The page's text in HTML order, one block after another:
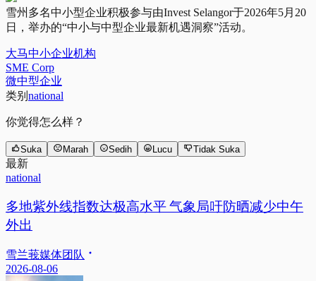
雪州多名中小型企业积极参与由Invest Selangor于2026年5月20
日，举办的“中小与中型企业最新机遇洞察”活动。
大马中小企业机构
SME Corp
微中型企业
类别 national
你觉得怎么样？
Suka Marah Sedih Lucu Tidak Suka
最新
national
多地紫外线指数达极高水平 气象局吁防晒减少中午
外出
雪兰莪媒体团队
2026-08-06